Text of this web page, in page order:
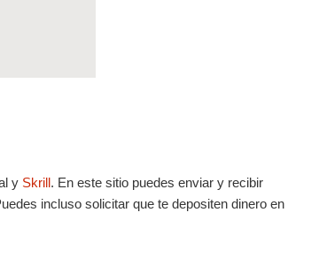
y Skrill. En este sitio puedes enviar y recibir
incluso solicitar que te depositen dinero en